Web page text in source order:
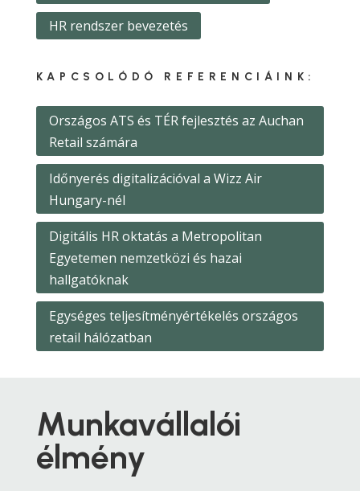
HR rendszer bevezetés
KAPCSOLÓDÓ REFERENCIÁINK:
Országos ATS és TÉR fejlesztés az Auchan
Retail számára
Időnyerés digitalizációval a Wizz Air
Hungary-nél
Digitális HR oktatás a Metropolitan
Egyetemen nemzetközi és hazai
hallgatóknak
Egységes teljesítményértékelés országos
retail hálózatban
Munkavállalói
élmény